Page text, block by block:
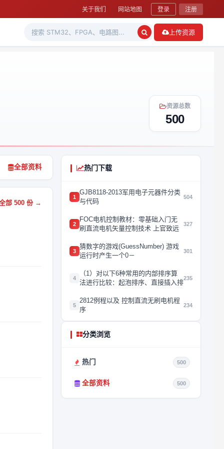
关于我们 网站地图 登录 注册
上传资源
资源总数
500
全部资料
部 500 份 →
热门下载
1
GJB8118-2013军用电子元器件分类
与代码
504
2
FOC电机控制教材：零基础入门无
刷直流电机矢量控制技术 上官致远
327
3
猜数字的游戏(GuessNumber) 游戏
运行时产生一个0－
301
4
（1）对以下6种常用的内部排序算
法进行比较：起泡排序、直接插入排
235
5
2812例程以及 控制直流无刷电机程
序
234
分类浏览
热门 500
全部资料 500